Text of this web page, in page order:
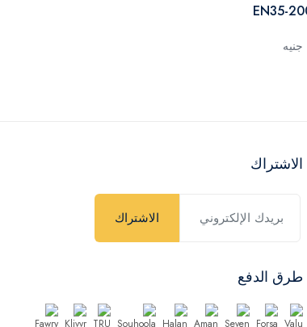
جنيه
الاشتراك
الاشتراك
طرق الدفع